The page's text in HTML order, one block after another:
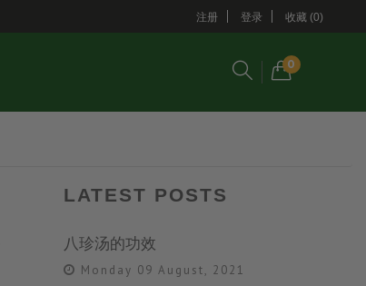
注册 登录 收藏 (0)
0
LATEST POSTS
八珍汤的功效
Monday 09 August, 2021